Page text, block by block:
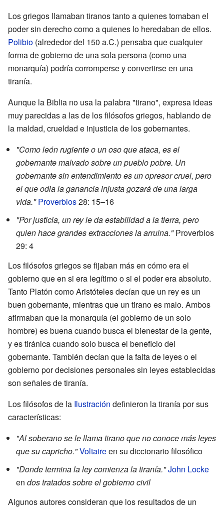
Los griegos llamaban tiranos tanto a quienes tomaban el
poder sin derecho como a quienes lo heredaban de ellos.
Polibio (alrededor del 150 a.C.) pensaba que cualquier
forma de gobierno de una sola persona (como una
monarquía) podría corromperse y convertirse en una
tiranía.
Aunque la Biblia no usa la palabra "tirano", expresa ideas
muy parecidas a las de los filósofos griegos, hablando de
la maldad, crueldad e injusticia de los gobernantes.
"Como león rugiente o un oso que ataca, es el
gobernante malvado sobre un pueblo pobre. Un
gobernante sin entendimiento es un opresor cruel, pero
el que odia la ganancia injusta gozará de una larga
vida." Proverbios28: 15–16
"Por justicia, un rey le da estabilidad a la tierra, pero
quien hace grandes extracciones la arruina."Proverbios
29: 4
Los filósofos griegos se fijaban más en cómo era el
gobierno que en si era legítimo o si el poder era absoluto.
Tanto Platón como Aristóteles decían que un rey es un
buen gobernante, mientras que un tirano es malo. Ambos
afirmaban que la monarquía (el gobierno de un solo
hombre) es buena cuando busca el bienestar de la gente,
y es tiránica cuando solo busca el beneficio del
gobernante. También decían que la falta de leyes o el
gobierno por decisiones personales sin leyes establecidas
son señales de tiranía.
Los filósofos de la Ilustración definieron la tiranía por sus
características:
"Al soberano se le llama tirano que no conoce más leyes
que su capricho."Voltaireen su diccionario filosófico
"Donde termina la ley comienza la tiranía."John Locke
en dos tratados sobre el gobierno civil
Algunos autores consideran que los resultados de un